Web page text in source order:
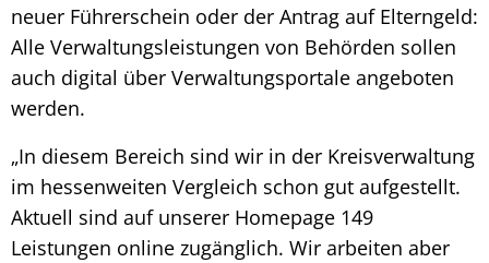
neuer Führerschein oder der Antrag auf Elterngeld:
Alle Verwaltungsleistungen von Behörden sollen
auch digital über Verwaltungsportale angeboten
werden.
„In diesem Bereich sind wir in der Kreisverwaltung
im hessenweiten Vergleich schon gut aufgestellt.
Aktuell sind auf unserer Homepage 149
Leistungen online zugänglich. Wir arbeiten aber